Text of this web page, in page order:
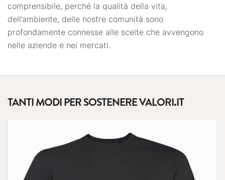
comprensibile, perché la qualità della vita,
dell’ambiente, delle nostre comunità sono
profondamente connesse alle scelte che avvengono
nelle aziende e nei mercati.
TANTI MODI PER SOSTENERE VALORI.IT